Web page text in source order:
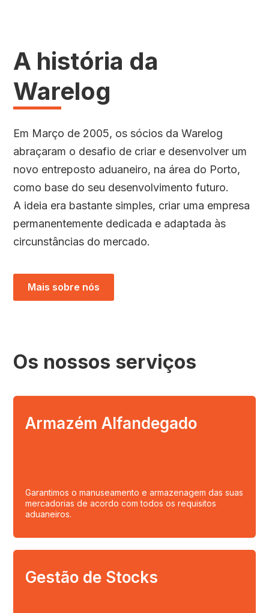
A história da
Warelog
Em Março de 2005, os sócios da Warelog
abraçaram o desafio de criar e desenvolver um
novo entreposto aduaneiro, na área do Porto,
como base do seu desenvolvimento futuro.
A ideia era bastante simples, criar uma empresa
permanentemente dedicada e adaptada às
circunstâncias do mercado.
Mais sobre nós
Os nossos serviços
Armazém Alfandegado
Garantimos o manuseamento e armazenagem das suas
mercadorias de acordo com todos os requisitos
aduaneiros.
Gestão de Stocks